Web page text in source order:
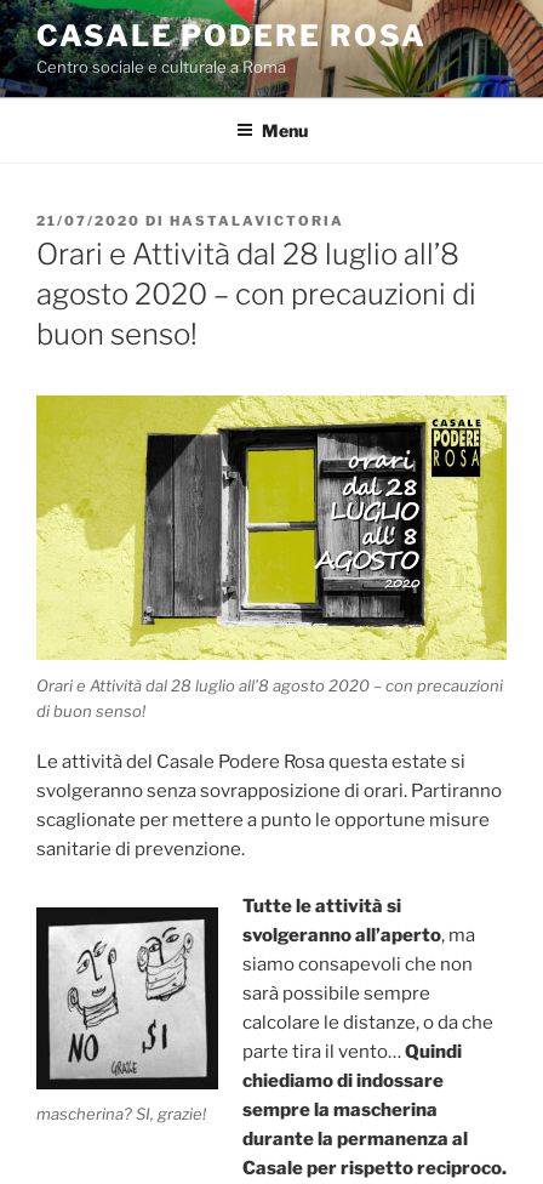
Salta
al
contenuto
CASALE PODERE ROSA
Centro sociale e culturale a Roma
Menu
PUBBLICATO
IL
21/07/2020 DI HASTALAVICTORIA
Orari e Attività dal 28 luglio all’8
agosto 2020 – con precauzioni di
buon senso!
Orari e Attività dal 28 luglio all’8 agosto 2020 – con precauzioni
di buon senso!
Le attività del Casale Podere Rosa questa estate si
svolgeranno senza sovrapposizione di orari. Partiranno
scaglionate per mettere a punto le opportune misure
sanitarie di prevenzione.
mascherina? SI, grazie!
Tutte le attività si
svolgeranno all’aperto, ma
siamo consapevoli che non
sarà possibile sempre
calcolare le distanze, o da che
parte tira il vento…Quindi
chiediamo di indossare
sempre la mascherina
durante la permanenza al
Casale per rispetto reciproco.